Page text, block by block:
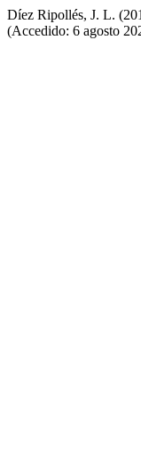
Díez Ripollés, J. L.
(Accedido: 6 agosto